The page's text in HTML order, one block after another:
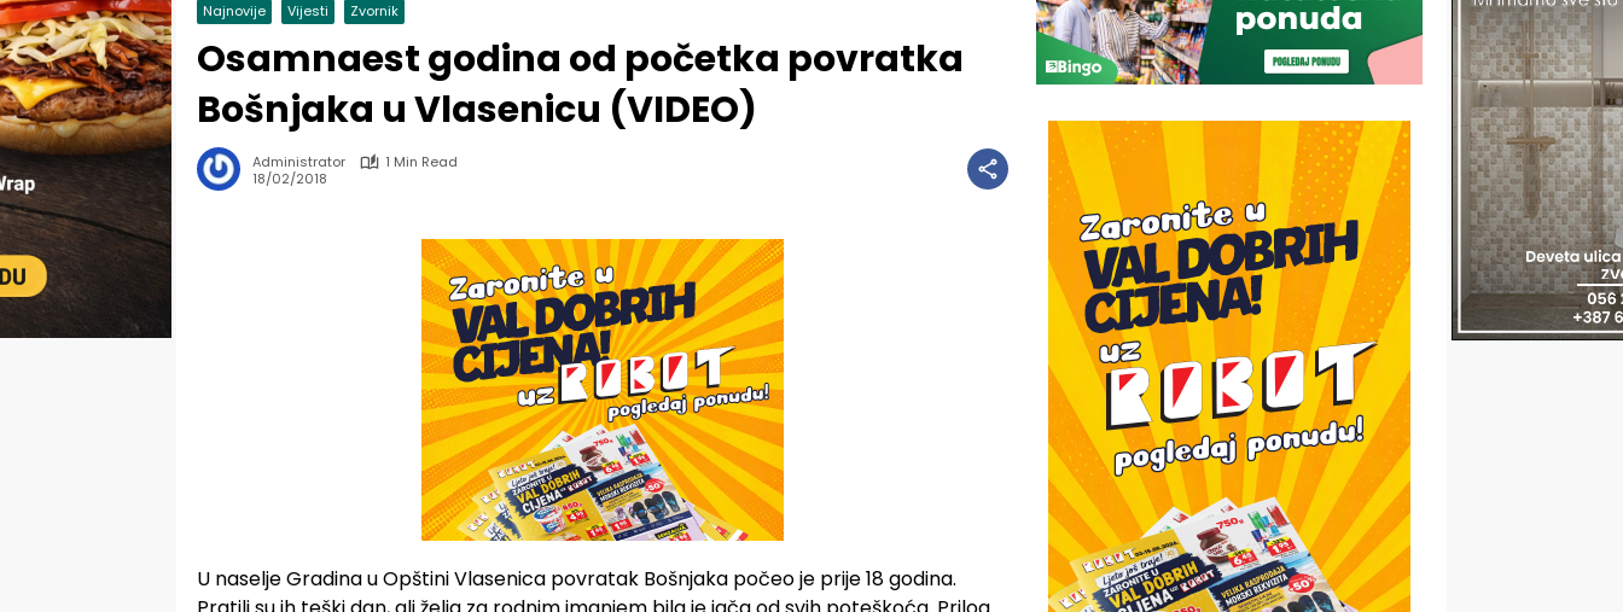
Najnovije Vijesti Zvornik
Osamnaest godina od početka povratka
Bošnjaka u Vlasenicu (VIDEO)
Administrator
1 Min Read
18/02/2018
U naselje Gradina u Opštini Vlasenica povratak Bošnjaka počeo je prije 18 godina.